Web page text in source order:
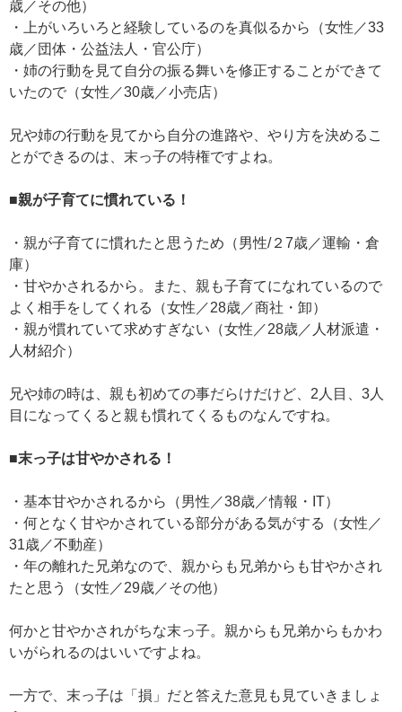
歳／その他）
・上がいろいろと経験しているのを真似るから（女性／33
歳／団体・公益法人・官公庁）
・姉の行動を見て自分の振る舞いを修正することができて
いたので（女性／30歳／小売店）
兄や姉の行動を見てから自分の進路や、やり方を決めるこ
とができるのは、末っ子の特権ですよね。
■親が子育てに慣れている！
・親が子育てに慣れたと思うため（男性/２7歳／運輸・倉
庫）
・甘やかされるから。また、親も子育てになれているので
よく相手をしてくれる（女性／28歳／商社・卸）
・親が慣れていて求めすぎない（女性／28歳／人材派遣・
人材紹介）
兄や姉の時は、親も初めての事だらけだけど、2人目、3人
目になってくると親も慣れてくるものなんですね。
■末っ子は甘やかされる！
・基本甘やかされるから（男性／38歳／情報・IT）
・何となく甘やかされている部分がある気がする（女性／
31歳／不動産）
・年の離れた兄弟なので、親からも兄弟からも甘やかされ
たと思う（女性／29歳／その他）
何かと甘やかされがちな末っ子。親からも兄弟からもかわ
いがられるのはいいですよね。
一方で、末っ子は「損」だと答えた意見も見ていきましょ